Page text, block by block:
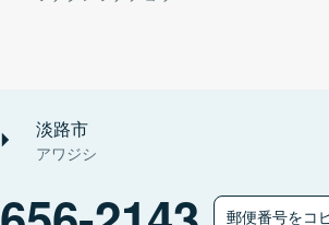
淡路市
アワジシ
郵便番号をコ